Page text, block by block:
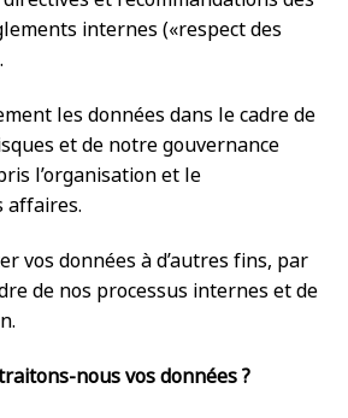
internes («respect des
les données dans le cadre de
et de notre gouvernance
l’organisation et le
affaires.
vos données à d’autres fins, par
de nos processus internes et de
nous vos données ?